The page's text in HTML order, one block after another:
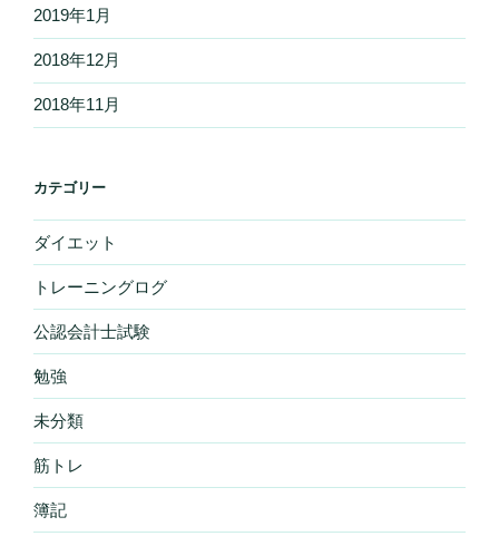
2019年1月
2018年12月
2018年11月
カテゴリー
ダイエット
トレーニングログ
公認会計士試験
勉強
未分類
筋トレ
簿記